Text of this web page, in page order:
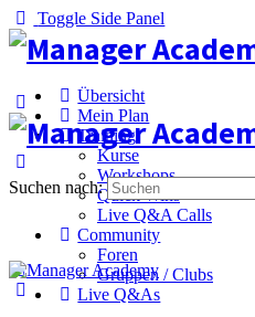
Toggle Side Panel
Übersicht
Mein Plan
Training
Kurse
Workshops
Quick Wins
Live Q&A Calls
Community
Foren
Gruppen / Clubs
Live Q&As
Suchen nach: